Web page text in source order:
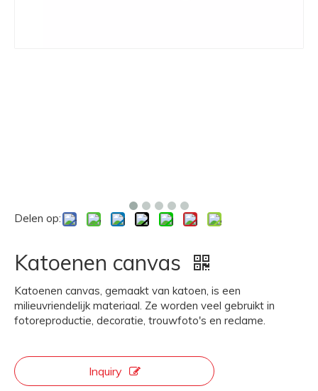
Delen op:
Katoenen canvas
Katoenen canvas, gemaakt van katoen, is een
milieuvriendelijk materiaal. Ze worden veel gebruikt in
fotoreproductie, decoratie, trouwfoto's en reclame.
Inquiry